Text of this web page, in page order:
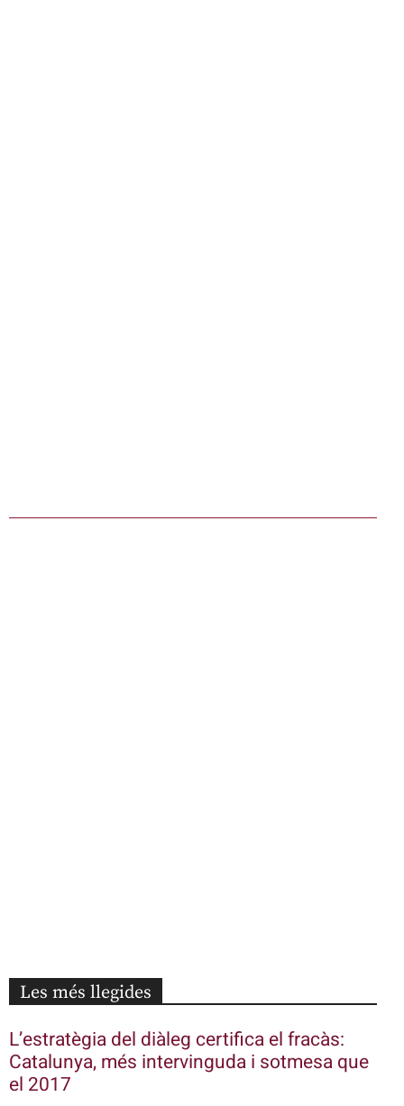
Les més llegides
L’estratègia del diàleg certifica el fracàs:
Catalunya, més intervinguda i sotmesa que
el 2017